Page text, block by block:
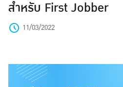
สำหรับ First Jobber
11/03/2022